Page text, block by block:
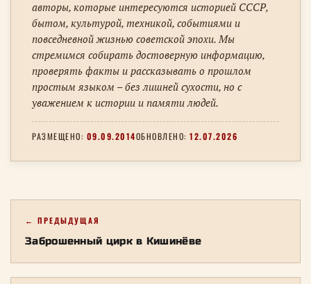
авторы, которые интересуются историей СССР,
бытом, культурой, техникой, событиями и
повседневной жизнью советской эпохи. Мы
стремимся собирать достоверную информацию,
проверять факты и рассказывать о прошлом
простым языком – без лишней сухости, но с
уважением к истории и памяти людей.
РАЗМЕЩЕНО: 09.09.2014ОБНОВЛЕНО: 12.07.2026
← ПРЕДЫДУЩАЯ
Заброшенный цирк в Кишинёве